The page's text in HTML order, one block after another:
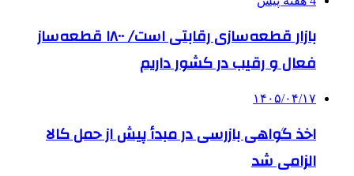
بازار قطعه‌سازی رقابتی است/ ۱۸۰۰ قطعه‌ساز
فعال و رقیب در کشور داریم
۱۴۰۵/۰۴/۱۷
اخذ گواهی بازرسی در مبدأ پیش از حمل کالا
الزامی شد